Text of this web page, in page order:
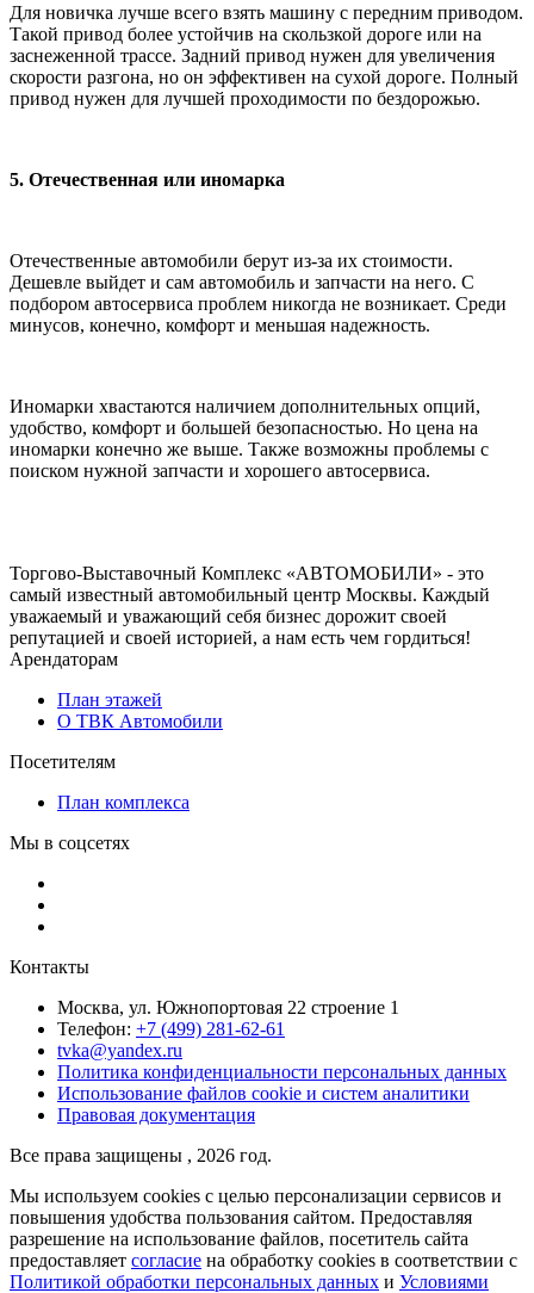
Для новичка лучше всего взять машину с передним приводом.
Такой привод более устойчив на скользкой дороге или на
заснеженной трассе. Задний привод нужен для увеличения
скорости разгона, но он эффективен на сухой дороге. Полный
привод нужен для лучшей проходимости по бездорожью.
5. Отечественная или иномарка
Отечественные автомобили берут из-за их стоимости.
Дешевле выйдет и сам автомобиль и запчасти на него. С
подбором автосервиса проблем никогда не возникает. Среди
минусов, конечно, комфорт и меньшая надежность.
Иномарки хвастаются наличием дополнительных опций,
удобство, комфорт и большей безопасностью. Но цена на
иномарки конечно же выше. Также возможны проблемы с
поиском нужной запчасти и хорошего автосервиса.
Торгово-Выставочный Комплекс «АВТОМОБИЛИ» - это
самый известный автомобильный центр Москвы. Каждый
уважаемый и уважающий себя бизнес дорожит своей
репутацией и своей историей, а нам есть чем гордиться!
Арендаторам
План этажей
О ТВК Автомобили
Посетителям
План комплекса
Мы в соцсетях
Контакты
Москва, ул. Южнопортовая 22 строение 1
Телефон: +7 (499) 281-62-61
tvka@yandex.ru
Политика конфиденциальности персональных данных
Использование файлов cookie и систем аналитики
Правовая документация
Все права защищены , 2026 год.
Мы используем cookies с целью персонализации сервисов и
повышения удобства пользования сайтом. Предоставляя
разрешение на использование файлов, посетитель сайта
предоставляет согласие на обработку cookies в соответствии с
Политикой обработки персональных данных и Условиями